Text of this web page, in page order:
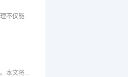
抖音小店商品数量限制揭秘：上限是多少？🛒 📊在抖音电商生态中，商品数量限制是商家运营必须了解的关键规则。合理的商品管理不仅能提升店铺权重，还能优化用户体验。本文将基于最新平台政策
抖音小店商品上架与橱窗展示完全手册：新手必学的商品发布技巧 在抖音电商生态中，商品上架是将产品转化为销售的关键第一步。本文将手把手教你📦从零开始完成商品发布，包含💻电脑端与手机端